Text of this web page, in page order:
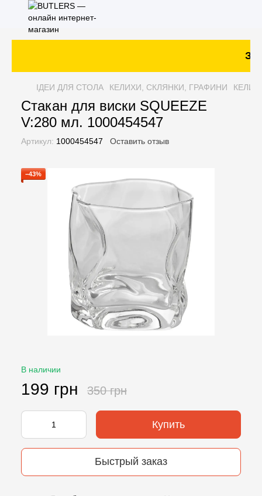
ІДЕИ ДЛЯ СТОЛА КЕЛИХИ, СКЛЯНКИ, ГРАФИНИ
Стакан для виски SQUEEZE
V:280 мл. 1000454547
Артикул: 1000454547 Оставить отзыв
−43%
В наличии
199 грн 350 грн
Купить
Быстрый заказ